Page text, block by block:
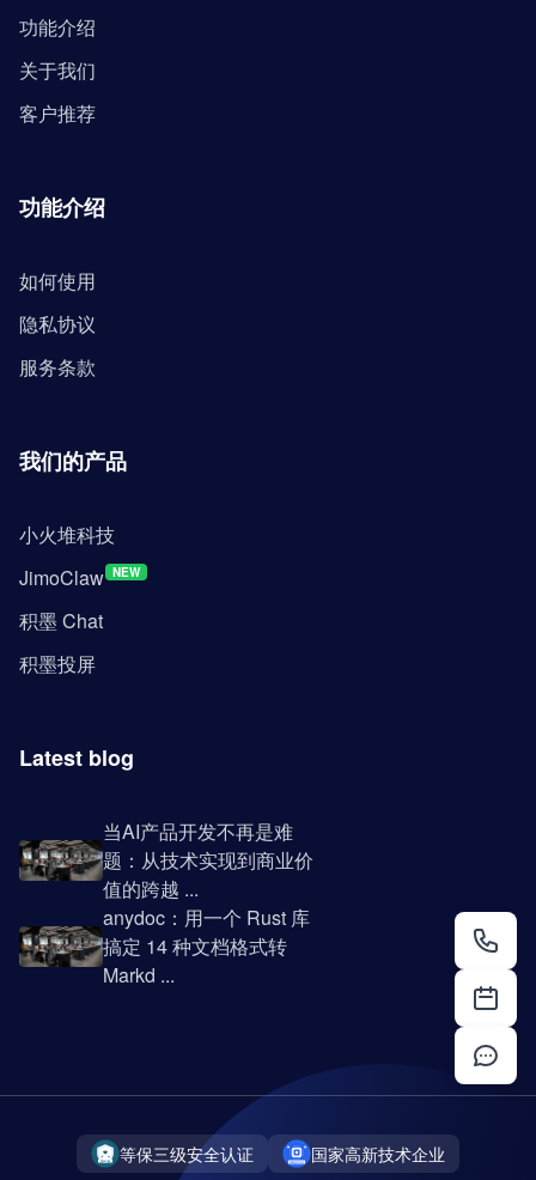
功能介绍
关于我们
客户推荐
功能介绍
如何使用
隐私协议
服务条款
我们的产品
小火堆科技
JimoClaw NEW
积墨 Chat
积墨投屏
Latest blog
当AI产品开发不再是难
题：从技术实现到商业价
值的跨越 ...
anydoc：用一个 Rust 库
搞定 14 种文档格式转
Markd ...
等保三级安全认证 国家高新技术企业